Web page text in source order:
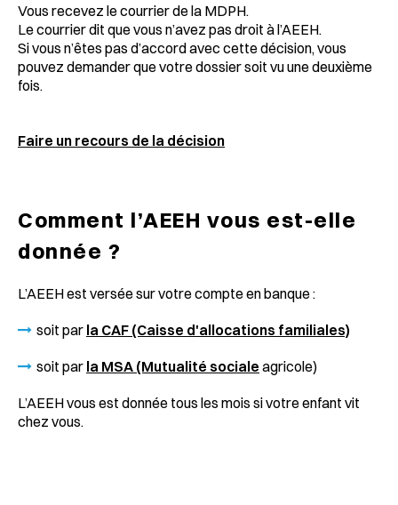
Vous recevez le courrier de la MDPH.
Le courrier dit que vous n’avez pas droit à l’AEEH.
Si vous n’êtes pas d’accord avec cette décision, vous
pouvez demander que votre dossier soit vu une deuxième
fois.
Faire un recours de la décision
Comment l’AEEH vous est-elle
donnée ?
L’AEEH est versée sur votre compte en banque :
soit par la CAF (Caisse d'allocations familiales)
soit par la MSA (Mutualité sociale agricole)
L’AEEH vous est donnée tous les mois si votre enfant vit
chez vous.